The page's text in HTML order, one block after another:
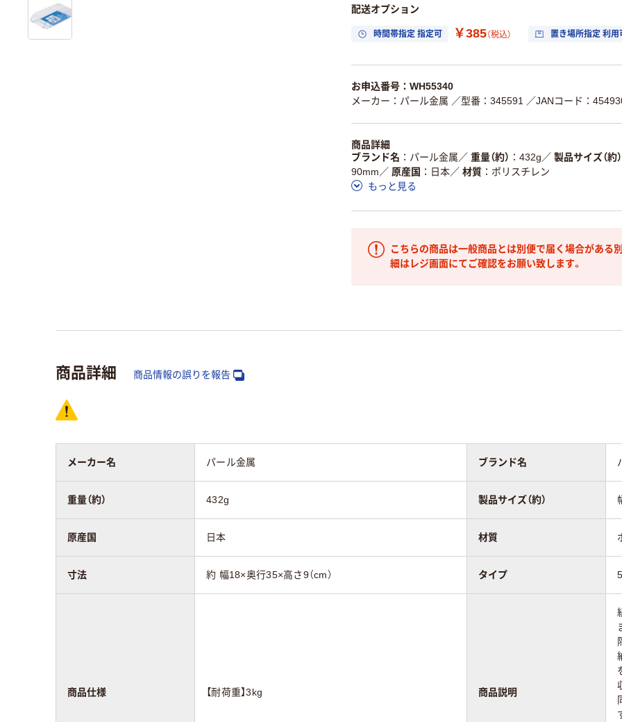
配送オプション
時間帯指定 指定可 ￥385（税込） 置き場所指定 利用
お申込番号：WH55340
メーカー：パール金属 ／型番：345591 ／JANコード：
商品詳細
ブランド名
パール金属 ／ 重量（約） 432g ／ 製品サイズ（約）
90mm ／ 原産国 日本／ 材質
ポリスチレン
もっと見る
こちらの商品は一般商品とは別便で届く場合がある
細はレジ画面にてご確認をお願い致します。
商品詳細 商品情報の誤りを報告
メーカー名 パール金属 ブランド名
重量（約） 432g 製品サイズ（約）
原産国 日本 材質
寸法 約 幅18×奥行35×高さ9（cm） タイプ
商品仕様 【耐荷重】3kg 商品説明